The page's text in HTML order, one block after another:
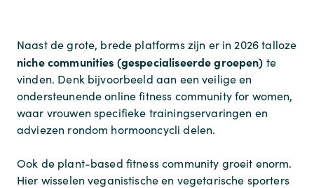
Naast de grote, brede platforms zijn er in 2026 talloze
niche communities (gespecialiseerde groepen) te
vinden. Denk bijvoorbeeld aan een veilige en
ondersteunendeonline fitness community for women,
waar vrouwen specifieke trainingservaringen en
adviezen rondom hormooncycli delen.
Ook de plant-based fitness community groeit enorm.
Hier wisselen veganistische en vegetarische sporters